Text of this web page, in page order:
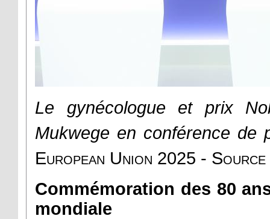
Le gynécologue et prix
Mukwege en conférence de
European Union 2025 -
Commémoration des 80
mondiale